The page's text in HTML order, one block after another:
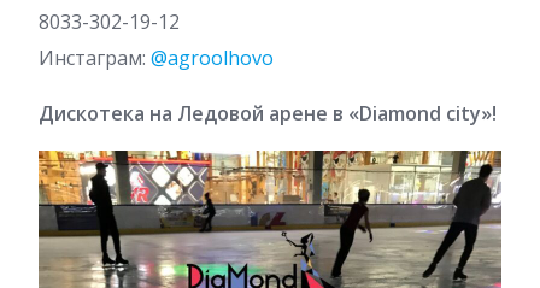
8033-302-19-12
Инстаграм: @agroolhovo
Дискотека на Ледовой арене в «Diamond city»!